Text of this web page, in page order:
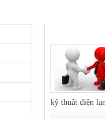
kỹ thuật điện